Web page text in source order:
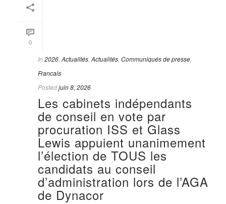
0
In 2026 Actualités Actualités Communiqués de presse
Francais
Postedjuin 8, 2026
Les cabinets indépendants
de conseil en vote par
procuration ISS et Glass
Lewis appuient unanimement
l’élection de TOUS les
candidats au conseil
d’administration lors de l’AGA
de Dynacor